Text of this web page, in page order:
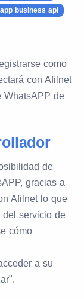
business api
como
con Afilnet
WhatsAPP de
de
gracias a
Afilnet lo que
del servicio de
cómo
a su